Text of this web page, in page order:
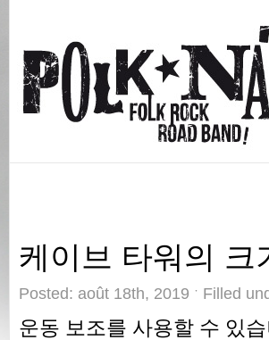
케이브 타워의 크
Posted: août 18th, 2019 ˑ Filled
운동 보조를 사용할 수 있